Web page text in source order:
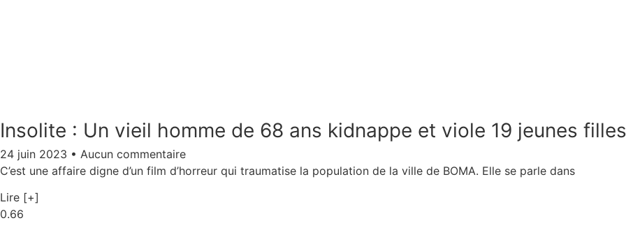
Insolite : Un vieil homme de 68 ans kidnappe et viole 19 jeunes
24 juin 2023
Aucun commentaire
C’est une affaire digne d’un film d’horreur qui traumatise la population de la ville de BOMA. Elle se parle dans
Lire [+]